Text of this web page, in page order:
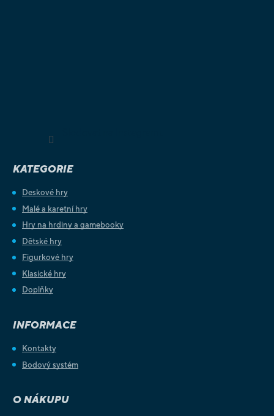
KATEGORIE
Deskové hry
Malé a karetní hry
Hry na hrdiny a gamebooky
Dětské hry
Figurkové hry
Klasické hry
Doplňky
INFORMACE
Kontakty
Bodový systém
O NÁKUPU